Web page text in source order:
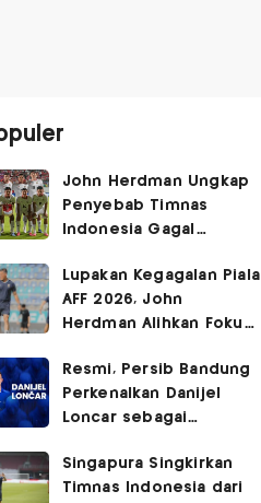
John Herdman Ungkap
Penyebab Timnas
Indonesia Gagal
Piala AFF 2026
Lupakan Kegagalan Piala
AFF 2026, John
Herdman Alihkan Fokus
FIFA ASEAN Cup
Resmi, Persib Bandung
Perkenalkan Danijel
Loncar sebagai
Singapura Singkirkan
Timnas Indonesia dari